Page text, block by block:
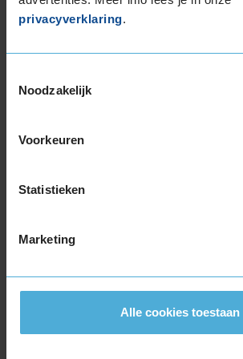
privacyverklaring.
Noodzakelijk
Voorkeuren
Statistieken
Marketing
Alle cookies toestaan
€ 40,-